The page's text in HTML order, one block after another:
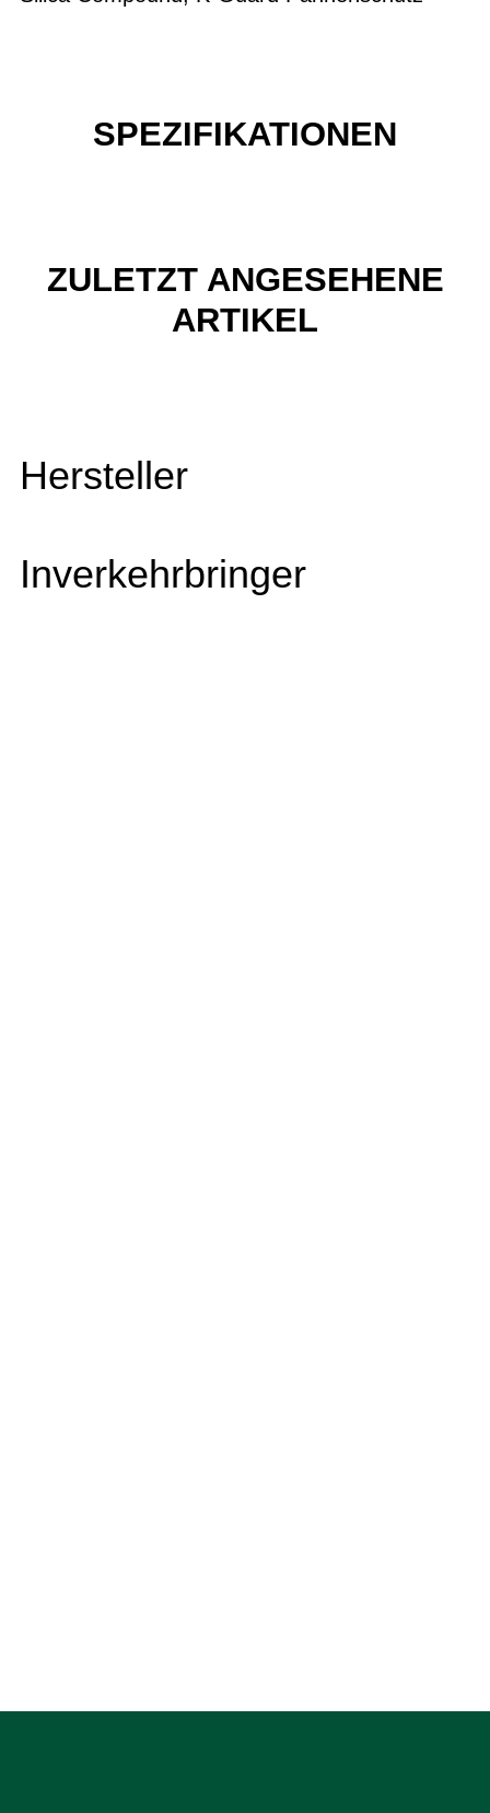
SPEZIFIKATIONEN
ZULETZT ANGESEHENE
ARTIKEL
Hersteller
Inverkehrbringer